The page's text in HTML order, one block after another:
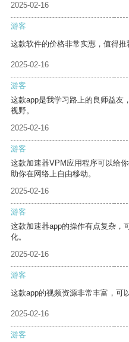
2025-02-16
游客
这款软件的价格非常实惠，值得推
2025-02-16
游客
这款app是我学习路上的良师益友
视野。
2025-02-16
游客
这款加速器VPM应用程序可以给
助你在网络上自由移动。
2025-02-16
游客
这款加速器app的操作有点复杂，
化。
2025-02-16
游客
这款app的视频资源非常丰富，可
2025-02-16
游客